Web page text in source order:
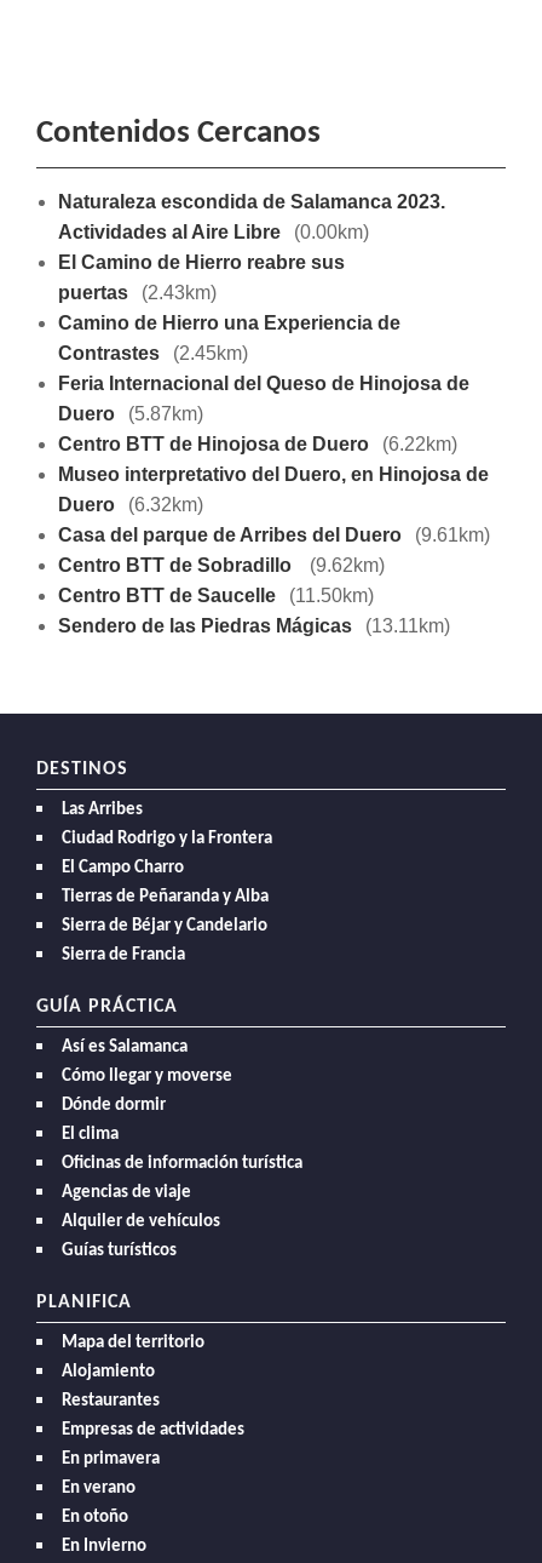
Contenidos Cercanos
Naturaleza escondida de Salamanca 2023.
Actividades al Aire Libre
(0.00km)
El Camino de Hierro reabre sus
puertas
(2.43km)
Camino de Hierro una Experiencia de
Contrastes
(2.45km)
Feria Internacional del Queso de Hinojosa de
Duero
(5.87km)
Centro BTT de Hinojosa de Duero
(6.22km)
Museo interpretativo del Duero, en Hinojosa de
Duero
(6.32km)
Casa del parque de Arribes del Duero
(9.61km)
Centro BTT de Sobradillo
(9.62km)
Centro BTT de Saucelle
(11.50km)
Sendero de las Piedras Mágicas
(13.11km)
DESTINOS
Las Arribes
Ciudad Rodrigo y la Frontera
El Campo Charro
Tierras de Peñaranda y Alba
Sierra de Béjar y Candelario
Sierra de Francia
GUÍA PRÁCTICA
Así es Salamanca
Cómo llegar y moverse
Dónde dormir
El clima
Oficinas de información turística
Agencias de viaje
Alquiler de vehículos
Guías turísticos
PLANIFICA
Mapa del territorio
Alojamiento
Restaurantes
Empresas de actividades
En primavera
En verano
En otoño
En Invierno